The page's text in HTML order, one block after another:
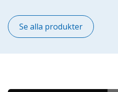
Se alla produkter